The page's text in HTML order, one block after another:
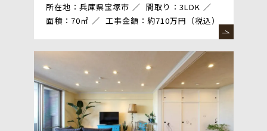
所在地：兵庫県宝塚市
間取り：3LDK
面積：70㎡
工事金額：約710万円（税込）